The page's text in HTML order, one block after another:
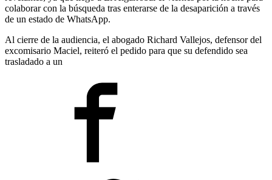
colaborar con la búsqueda tras enterarse de la desaparición a través
de un estado de WhatsApp.
Al cierre de la audiencia, el abogado Richard Vallejos, defensor del
excomisario Maciel, reiteró el pedido para que su defendido sea
trasladado a un